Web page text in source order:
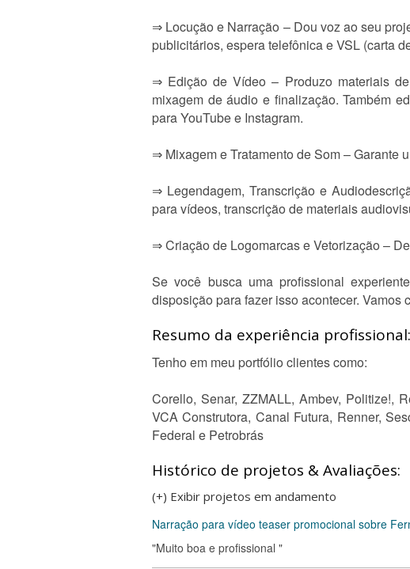
⇒ Locução e Narração – Dou voz ao seu
publicitários, espera telefônica e VSL (carta
⇒ Edição de Vídeo – Produzo materiais
mixagem de áudio e finalização. Também
para YouTube e Instagram.
⇒ Mixagem e Tratamento de Som – Garante
⇒ Legendagem, Transcrição e
para vídeos, transcrição de materiais
⇒ Criação de Logomarcas e Vetorização –
Se você busca uma profissional
disposição para fazer isso acontecer. Vamos
Resumo da experiência profissional:
Tenho em meu portfólio clientes como:
Corello, Senar, ZZMALL, Ambev, Politize!,
VCA Construtora, Canal Futura, Renner,
Federal e Petrobrás
Histórico de projetos & Avaliações:
(+) Exibir projetos em andamento
Narração para vídeo teaser promocional sobre
"Muito boa e profissional "